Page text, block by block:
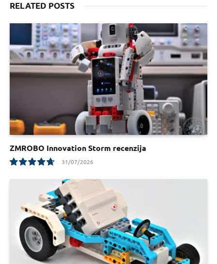
RELATED POSTS
ZMROBO Innovation Storm recenzija
9.5
31/07/2026